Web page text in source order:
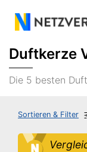
Duftkerze
Die 5 besten
Sortieren & Filter